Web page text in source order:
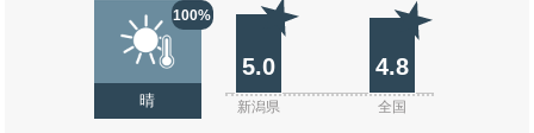
100%
晴
5.0 4.8
新潟県 全国